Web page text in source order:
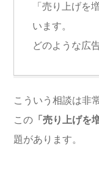
「売り上げを
います。
どのような広
こういう相談は非
この 「売り上げを
題があります。